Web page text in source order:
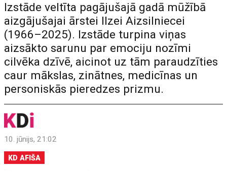
Izstāde veltīta pagājušajā gadā mūžībā
aizgājušajai ārstei Ilzei Aizsilniecei
(1966–2025). Izstāde turpina viņas
aizsākto sarunu par emociju nozīmi
cilvēka dzīvē, aicinot uz tām paraudzīties
caur mākslas, zinātnes, medicīnas un
personiskās pieredzes prizmu.
10. jūnijs, 21:02
KD AFIŠA